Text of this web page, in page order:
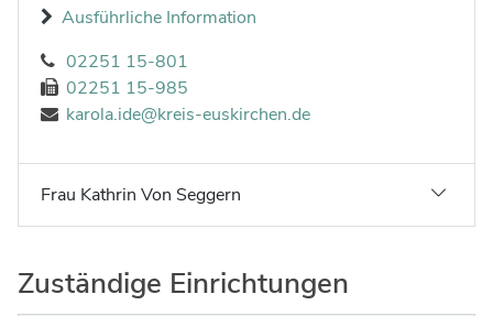
Ausführliche Information
02251 15-801
02251 15-985
karola.ide@kreis-euskirchen.de
Frau Kathrin Von Seggern
Zuständige Einrichtungen